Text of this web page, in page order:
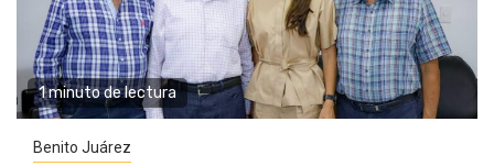
1 minuto de lectura
Benito Juárez